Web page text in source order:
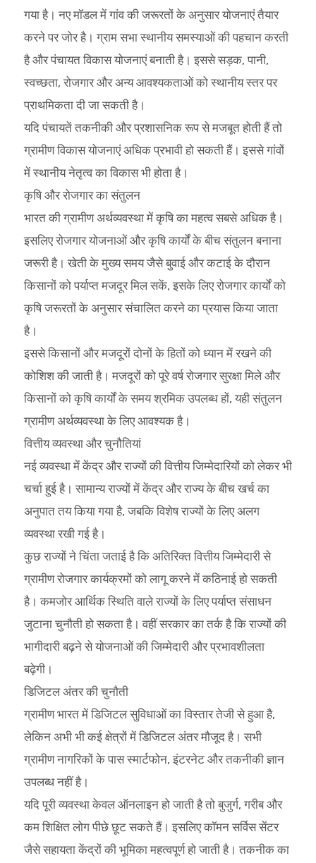
गया है। नए मॉडल में गांव की जरूरतों के अनुसार योजनाएं तैयार
करने पर जोर है। ग्राम सभा स्थानीय समस्याओं की पहचान करती
है और पंचायत विकास योजनाएं बनाती है। इससे सड़क, पानी,
स्वच्छता, रोजगार और अन्य आवश्यकताओं को स्थानीय स्तर पर
प्राथमिकता दी जा सकती है।
यदि पंचायतें तकनीकी और प्रशासनिक रूप से मजबूत होती हैं तो
ग्रामीण विकास योजनाएं अधिक प्रभावी हो सकती हैं। इससे गांवों
में स्थानीय नेतृत्व का विकास भी होता है।
कृषि और रोजगार का संतुलन
भारत की ग्रामीण अर्थव्यवस्था में कृषि का महत्व सबसे अधिक है।
इसलिए रोजगार योजनाओं और कृषि कार्यों के बीच संतुलन बनाना
जरूरी है। खेती के मुख्य समय जैसे बुवाई और कटाई के दौरान
किसानों को पर्याप्त मजदूर मिल सकें, इसके लिए रोजगार कार्यों को
कृषि जरूरतों के अनुसार संचालित करने का प्रयास किया जाता
है।
इससे किसानों और मजदूरों दोनों के हितों को ध्यान में रखने की
कोशिश की जाती है। मजदूरों को पूरे वर्ष रोजगार सुरक्षा मिले और
किसानों को कृषि कार्यों के समय श्रमिक उपलब्ध हों, यही संतुलन
ग्रामीण अर्थव्यवस्था के लिए आवश्यक है।
वित्तीय व्यवस्था और चुनौतियां
नई व्यवस्था में केंद्र और राज्यों की वित्तीय जिम्मेदारियों को लेकर भी
चर्चा हुई है। सामान्य राज्यों में केंद्र और राज्य के बीच खर्च का
अनुपात तय किया गया है, जबकि विशेष राज्यों के लिए अलग
व्यवस्था रखी गई है।
कुछ राज्यों ने चिंता जताई है कि अतिरिक्त वित्तीय जिम्मेदारी से
ग्रामीण रोजगार कार्यक्रमों को लागू करने में कठिनाई हो सकती
है। कमजोर आर्थिक स्थिति वाले राज्यों के लिए पर्याप्त संसाधन
जुटाना चुनौती हो सकता है। वहीं सरकार का तर्क है कि राज्यों की
भागीदारी बढ़ने से योजनाओं की जिम्मेदारी और प्रभावशीलता
बढ़ेगी।
डिजिटल अंतर की चुनौती
ग्रामीण भारत में डिजिटल सुविधाओं का विस्तार तेजी से हुआ है,
लेकिन अभी भी कई क्षेत्रों में डिजिटल अंतर मौजूद है। सभी
ग्रामीण नागरिकों के पास स्मार्टफोन, इंटरनेट और तकनीकी ज्ञान
उपलब्ध नहीं है।
यदि पूरी व्यवस्था केवल ऑनलाइन हो जाती है तो बुजुर्ग, गरीब और
कम शिक्षित लोग पीछे छूट सकते हैं। इसलिए कॉमन सर्विस सेंटर
जैसे सहायता केंद्रों की भूमिका महत्वपूर्ण हो जाती है। तकनीक का